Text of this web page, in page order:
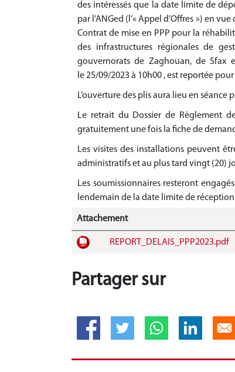
des intéressés que la date limite de
par l’ANGed (l’« Appel d’Offres ») en
Contrat de mise en PPP pour la
des infrastructures régionales de
gouvernorats de Zaghouan, de
le 25/09/2023 à 10h00 , est reportée
L’ouverture des plis aura lieu en séance
Le retrait du Dossier de Règlement
gratuitement une fois la fiche de
Les visites des installations peuvent
administratifs et au plus tard vingt (20)
Les soumissionnaires resteront
lendemain de la date limite de réception
Attachement
REPORT_DELAIS_PPP2023.pdf
Partager sur